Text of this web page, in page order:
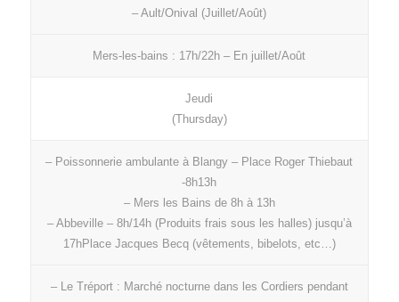
– Ault/Onival (Juillet/Août)
Mers-les-bains : 17h/22h – En juillet/Août
Jeudi
(Thursday)
– Poissonnerie ambulante à Blangy – Place Roger Thiebaut
-8h13h
– Mers les Bains de 8h à 13h
– Abbeville – 8h/14h (Produits frais sous les halles) jusqu’à
17hPlace Jacques Becq (vêtements, bibelots, etc…)
– Le Tréport : Marché nocturne dans les Cordiers pendant